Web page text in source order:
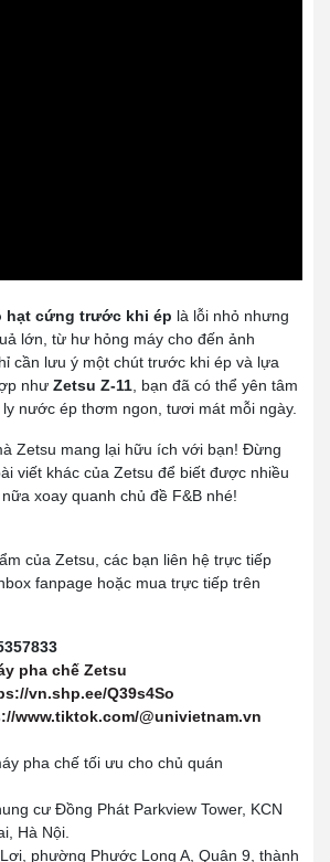
hạt cứng trước khi ép là lỗi nhỏ nhưng
lớn, từ hư hỏng máy cho đến ảnh
cần lưu ý một chút trước khi ép và lựa
như Zetsu Z-11, bạn đã có thể yên tâm
nước ép thơm ngon, tươi mát mỗi ngày.
Zetsu mang lại hữu ích với bạn! Đừng
viết khác của Zetsu để biết được nhiều
xoay quanh chủ đề F&B nhé!
của Zetsu, các bạn liên hệ trực tiếp
fanpage hoặc mua trực tiếp trên
pha chế Zetsu
vn.shp.ee/Q39s4So
www.tiktok.com/@univietnam.vn
pha chế tối ưu cho chủ quán
cư Đồng Phát Parkview Tower, KCN
Hà Nội.
phường Phước Long A, Quận 9, thành